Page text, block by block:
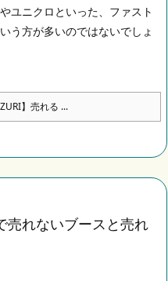
ユニクロといった、ファスト
う方が多いのではないでしょ
】売れる ...
売れないブースと売れ